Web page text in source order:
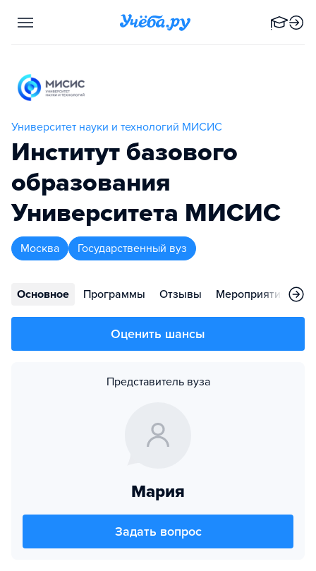
Университет науки и технологий МИСИС
Институт базового
образования
Университета МИСИС
Москва Государственный вуз
Основное Программы Отзывы Мероприятия
Оценить шансы
Представитель вуза
Мария
Задать вопрос